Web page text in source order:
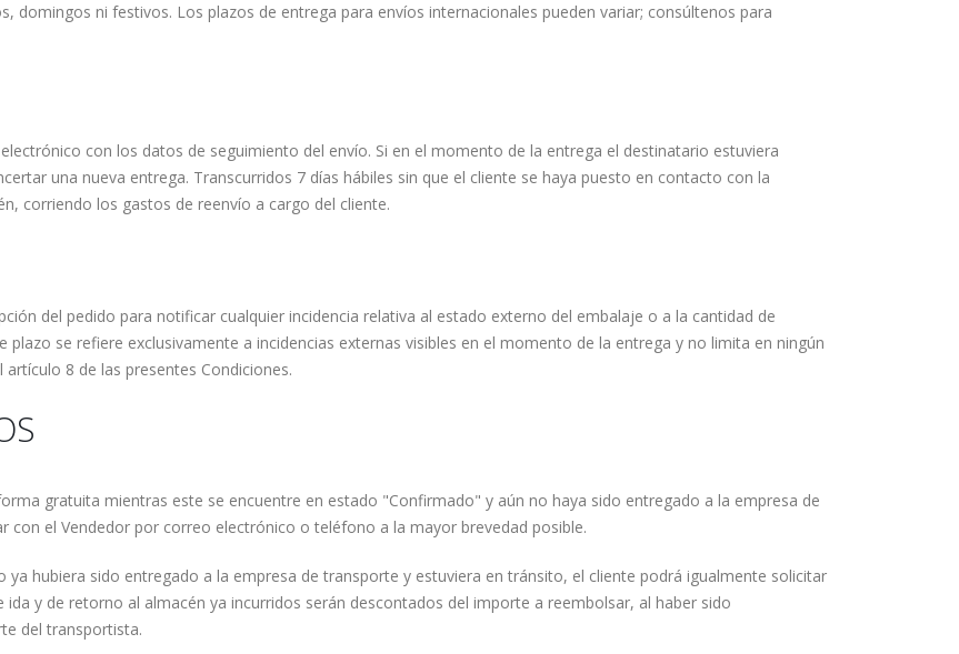
domingos ni festivos. Los plazos de entrega para envíos internacionales pueden variar; consúltenos para
con los datos de seguimiento del envío. Si en el momento de la entrega el destinatario estuviera
una nueva entrega. Transcurridos 7 días hábiles sin que el cliente se haya puesto en contacto con la
corriendo los gastos de reenvío a cargo del cliente.
del pedido para notificar cualquier incidencia relativa al estado externo del embalaje o a la cantidad de
se refiere exclusivamente a incidencias externas visibles en el momento de la entrega y no limita en ningún
8 de las presentes Condiciones.
gratuita mientras este se encuentre en estado "Confirmado" y aún no haya sido entregado a la empresa de
con el Vendedor por correo electrónico o teléfono a la mayor brevedad posible.
ya hubiera sido entregado a la empresa de transporte y estuviera en tránsito, el cliente podrá igualmente solicitar
y de retorno al almacén ya incurridos serán descontados del importe a reembolsar, al haber sido
del transportista.